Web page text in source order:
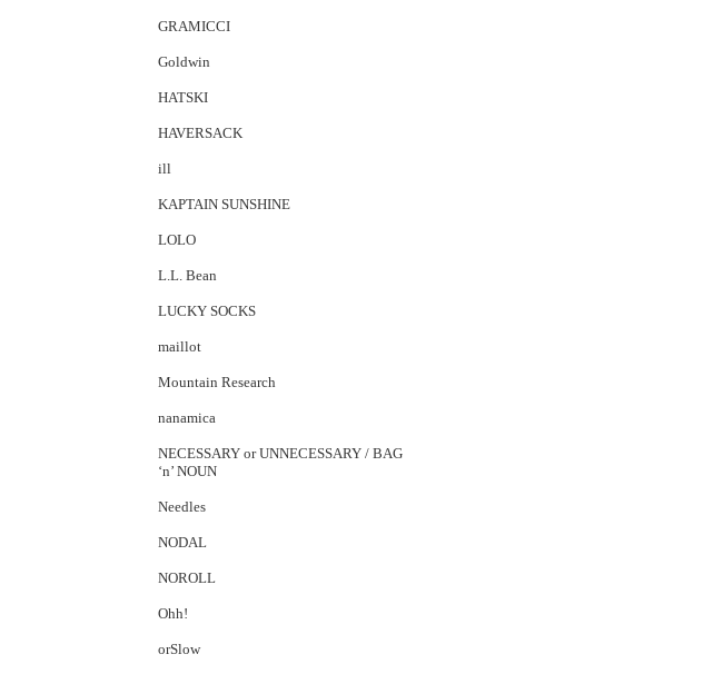
GRAMICCI
Goldwin
HATSKI
HAVERSACK
ill
KAPTAIN SUNSHINE
LOLO
L.L. Bean
LUCKY SOCKS
maillot
Mountain Research
nanamica
NECESSARY or UNNECESSARY / BAG
‘n’ NOUN
Needles
NODAL
NOROLL
Ohh!
orSlow